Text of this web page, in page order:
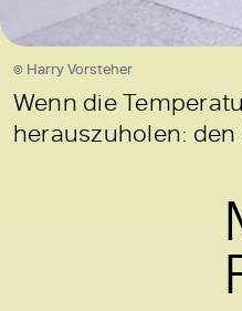
© Harry Vorsteher
Wenn die
herauszuholen: